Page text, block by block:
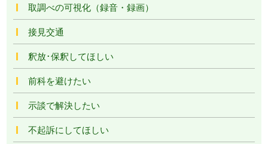
取調べの可視化（録音・録画）
接見交通
釈放･保釈してほしい
前科を避けたい
示談で解決したい
不起訴にしてほしい